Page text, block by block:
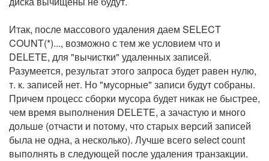
Итак, после массового удаления даем SELECT
COUNT(*)..., возможно с тем же условием что и
DELETE, для "вычистки" удаленных записей.
Разумеется, результат этого запроса будет равен нулю,
т. к. записей нет. Но "мусорные" записи будут собраны.
Причем процесс сборки мусора будет никак не быстрее,
чем время выполнения DELETE, а зачастую и много
дольше (отчасти и потому, что старых версий записей
была не одна, а несколько). Лучше всего select count
выполнять в следующей после удаления транзакции.